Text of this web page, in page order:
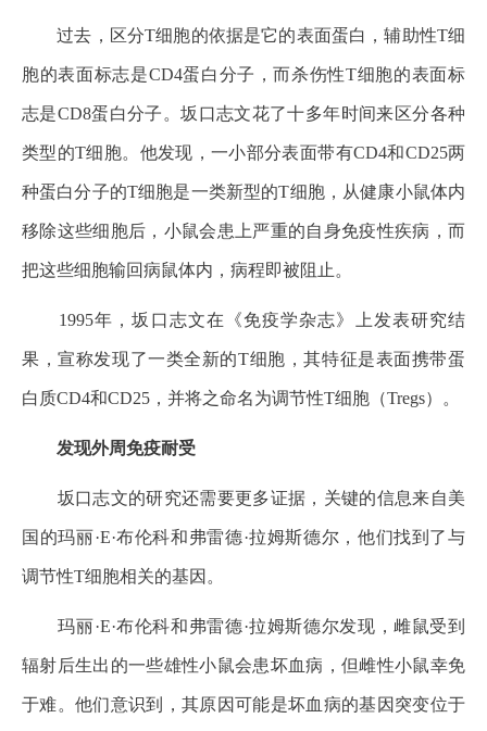
过去，区分T细胞的依据是它的表面蛋白，辅助性T细
胞的表面标志是CD4蛋白分子，而杀伤性T细胞的表面标
志是CD8蛋白分子。坂口志文花了十多年时间来区分各种
类型的T细胞。他发现，一小部分表面带有CD4和CD25两
种蛋白分子的T细胞是一类新型的T细胞，从健康小鼠体内
移除这些细胞后，小鼠会患上严重的自身免疫性疾病，而
把这些细胞输回病鼠体内，病程即被阻止。
1995年，坂口志文在《免疫学杂志》上发表研究结
果，宣称发现了一类全新的T细胞，其特征是表面携带蛋
白质CD4和CD25，并将之命名为调节性T细胞（Tregs）。
发现外周免疫耐受
坂口志文的研究还需要更多证据，关键的信息来自美
国的玛丽·E·布伦科和弗雷德·拉姆斯德尔，他们找到了与
调节性T细胞相关的基因。
玛丽·E·布伦科和弗雷德·拉姆斯德尔发现，雌鼠受到
辐射后生出的一些雄性小鼠会患坏血病，但雌性小鼠幸免
于难。他们意识到，其原因可能是坏血病的基因突变位于